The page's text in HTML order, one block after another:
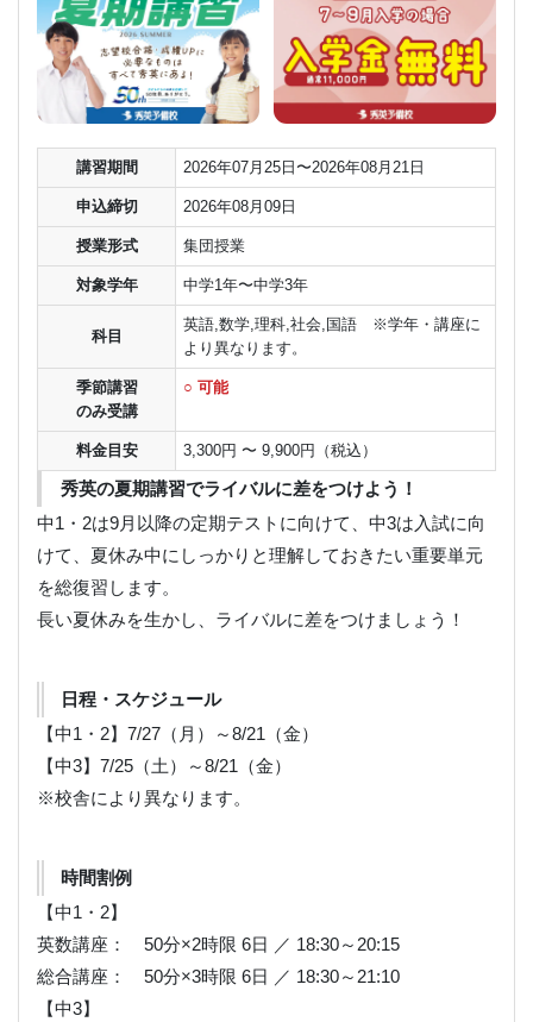
講習期間 2026年07月25日〜2026年08月21日
申込締切 2026年08月09日
授業形式 集団授業
対象学年 中学1年〜中学3年
科目
英語,数学,理科,社会,国語 ※学年・講座に
より異なります。
季節講習
のみ受講
○ 可能
料金目安 3,300円 〜 9,900円（税込）
秀英の夏期講習でライバルに差をつけよう！
中1・2は9月以降の定期テストに向けて、中3は入試に向
けて、夏休み中にしっかりと理解しておきたい重要単元
を総復習します。
長い夏休みを生かし、ライバルに差をつけましょう！
日程・スケジュール
【中1・2】7/27（月）～8/21（金）
【中3】7/25（土）～8/21（金）
※校舎により異なります。
時間割例
【中1・2】
英数講座： 50分×2時限 6日 ／ 18:30～20:15
総合講座： 50分×3時限 6日 ／ 18:30～21:10
【中3】